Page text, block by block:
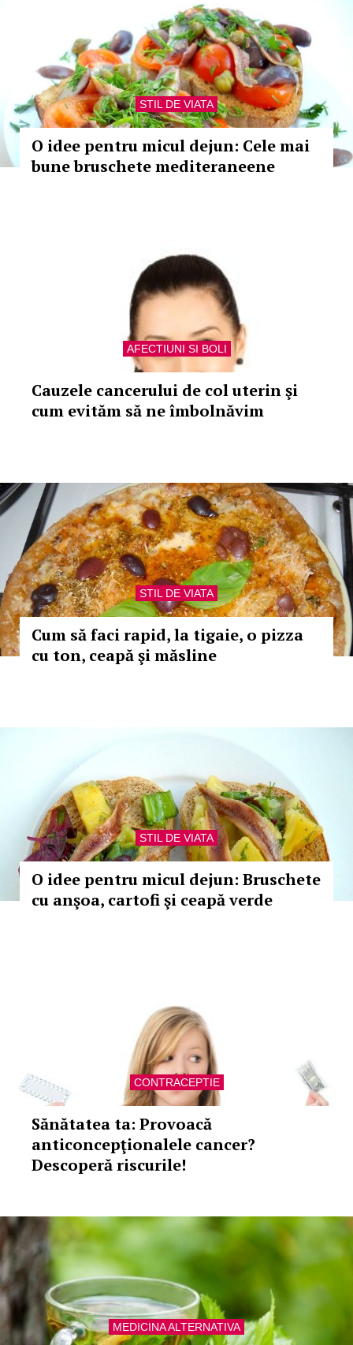
STIL DE VIATA
O idee pentru micul dejun: Cele mai
bune bruschete mediteraneene
AFECTIUNI SI BOLI
Cauzele cancerului de col uterin şi
cum evităm să ne îmbolnăvim
STIL DE VIATA
Cum să faci rapid, la tigaie, o pizza
cu ton, ceapă şi măsline
STIL DE VIATA
O idee pentru micul dejun: Bruschete
cu anşoa, cartofi şi ceapă verde
CONTRACEPTIE
Sănătatea ta: Provoacă
anticoncepţionalele cancer?
Descoperă riscurile!
MEDICINA ALTERNATIVA